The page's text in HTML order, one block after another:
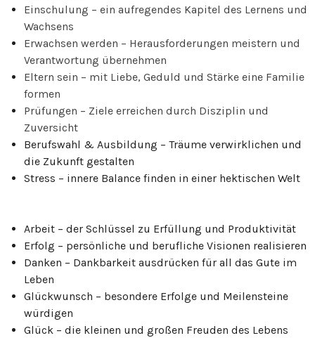
Einschulung – ein aufregendes Kapitel des Lernens und
Wachsens
Erwachsen werden – Herausforderungen meistern und
Verantwortung übernehmen
Eltern sein – mit Liebe, Geduld und Stärke eine Familie
formen
Prüfungen – Ziele erreichen durch Disziplin und
Zuversicht
Berufswahl & Ausbildung – Träume verwirklichen und
die Zukunft gestalten
Stress – innere Balance finden in einer hektischen Welt
Arbeit – der Schlüssel zu Erfüllung und Produktivität
Erfolg – persönliche und berufliche Visionen realisieren
Danken – Dankbarkeit ausdrücken für all das Gute im
Leben
Glückwunsch – besondere Erfolge und Meilensteine
würdigen
Glück – die kleinen und großen Freuden des Lebens